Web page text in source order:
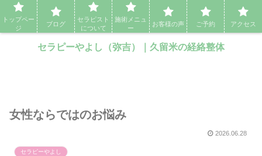
セラピーやよし（弥吉）｜久留米の経絡整体・アロママッサージ・エステ
セラピーやよし（弥吉）｜久留米の経絡整体
女性ならではのお悩み
2026.06.28
セラピーやよし
トップペー
ジ
ブログ
セラピスト
について
施術メニュ
ー
お客様の声 ご予約 アクセス